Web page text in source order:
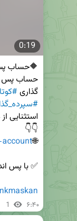
0:19
🔶حساب
گذاری
🌐
1 ۶:۴۰